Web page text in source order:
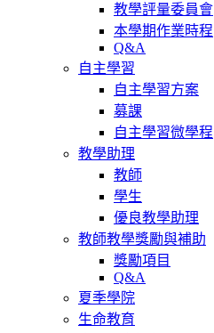
教學評量委員會
本學期作業時程
Q&A
自主學習
自主學習方案
募課
自主學習微學程
教學助理
教師
學生
優良教學助理
教師教學獎勵與補助
獎勵項目
Q&A
夏季學院
生命教育